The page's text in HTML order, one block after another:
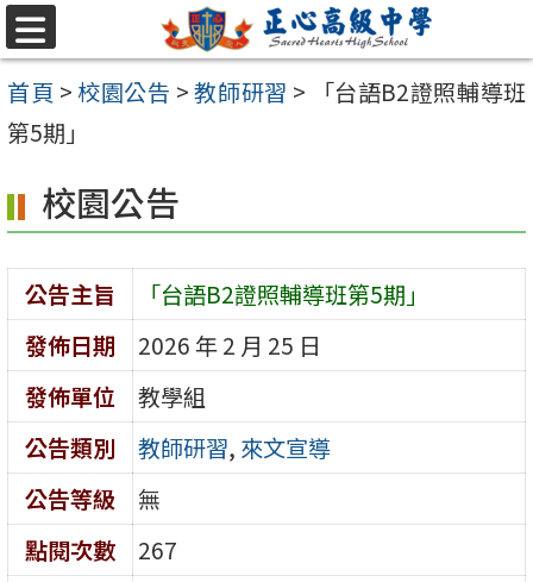
跳至主要內容區
選
單
首頁 >校園公告 >教師研習 >
「台語B2證照輔導班
第5期」
校園公告
公告主旨
「台語B2證照輔導班第5期」
發佈日期
2026 年 2 月 25 日
發佈單位
教學組
公告類別
教師研習, 來文宣導
公告等級
無
點閱次數
267